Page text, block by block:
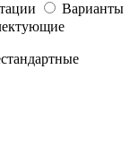
Варианты